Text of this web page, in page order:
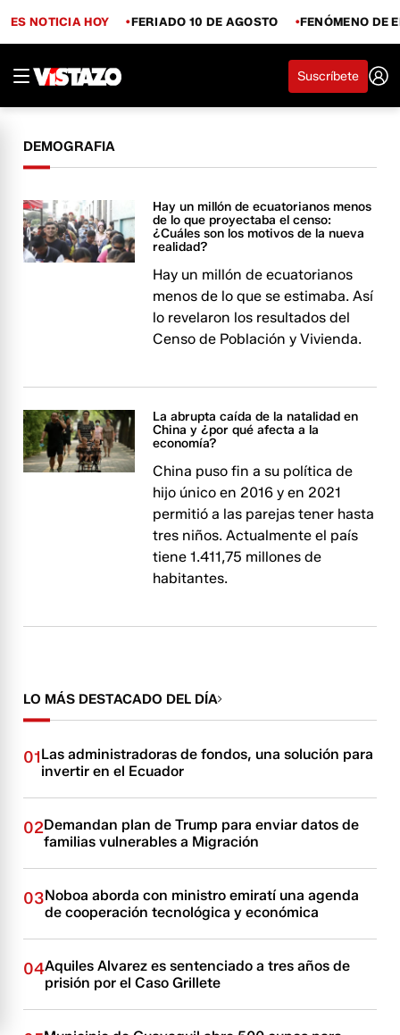
ES NOTICIA HOY FERIADO 10 DE AGOSTO FENÓMENO DE
Suscríbete
DEMOGRAFIA
Hay un millón de ecuatorianos menos
de lo que proyectaba el censo:
¿Cuáles son los motivos de la nueva
realidad?
Hay un millón de ecuatorianos
menos de lo que se estimaba. Así
lo revelaron los resultados del
Censo de Población y Vivienda.
La abrupta caída de la natalidad en
China y ¿por qué afecta a la
economía?
China puso fin a su política de
hijo único en 2016 y en 2021
permitió a las parejas tener hasta
tres niños. Actualmente el país
tiene 1.411,75 millones de
habitantes.
LO MÁS DESTACADO DEL DÍA
01Las administradoras de fondos, una solución para
invertir en el Ecuador
02Demandan plan de Trump para enviar datos de
familias vulnerables a Migración
03Noboa aborda con ministro emiratí una agenda
de cooperación tecnológica y económica
04Aquiles Alvarez es sentenciado a tres años de
prisión por el Caso Grillete